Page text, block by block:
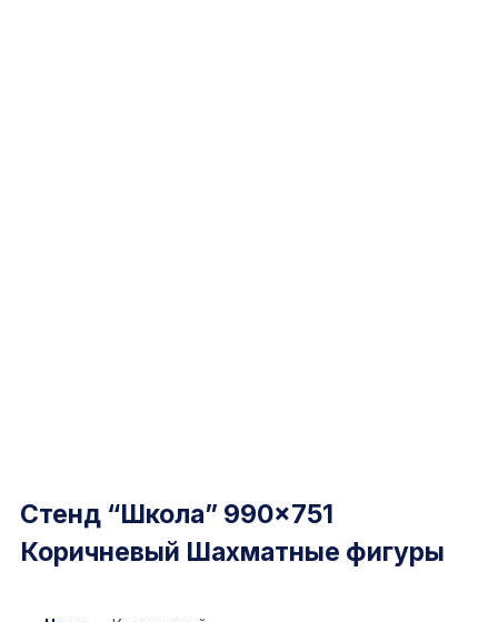
Стенд “Школа” 990×751
Коричневый Шахматные фигуры